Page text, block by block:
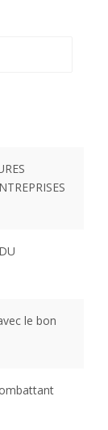
le bon